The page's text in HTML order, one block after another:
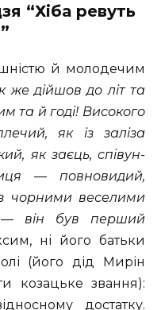
“Хіба ревуть
й молодечим
же дійшов до літ та
та й годі! Високого
як із заліза
як заєць, співун-
— повновидий,
чорними веселими
— він був перший
ні його батьки
(його дід Мирін
козацьке звання):
достатку.